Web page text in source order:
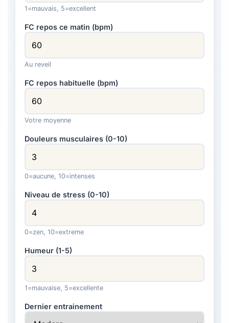
1=mauvais, 5=excellent
FC repos ce matin (bpm)
Au reveil
FC repos habituelle (bpm)
Votre moyenne
Douleurs musculaires (0-10)
0=aucune, 10=intenses
Niveau de stress (0-10)
0=zen, 10=extreme
Humeur (1-5)
1=mauvaise, 5=excellente
Dernier entrainement